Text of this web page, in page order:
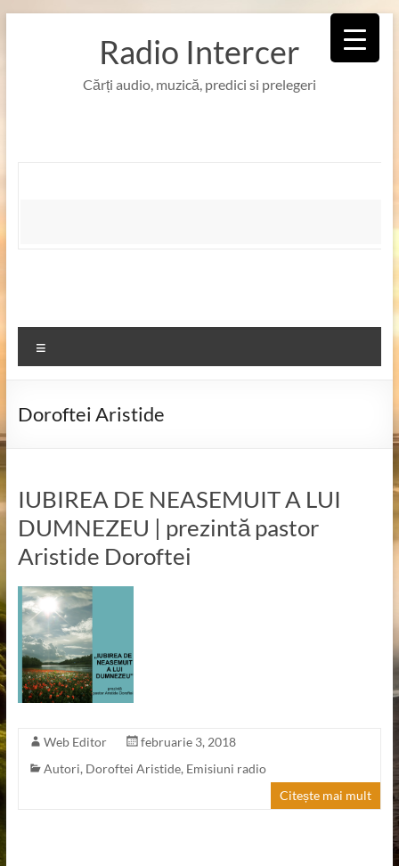
Radio Intercer
Cărți audio, muzică, predici si prelegeri
Doroftei Aristide
IUBIREA DE NEASEMUIT A LUI
DUMNEZEU | prezintă pastor
Aristide Doroftei
Web Editor
februarie 3, 2018
Autori, Doroftei Aristide, Emisiuni radio
Citește mai mult